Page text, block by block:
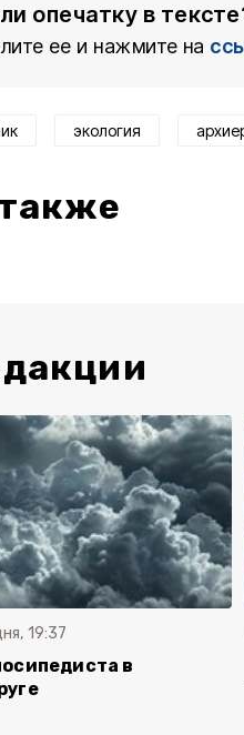
опечатку в
ее и нажмите на
экология
19:37
в